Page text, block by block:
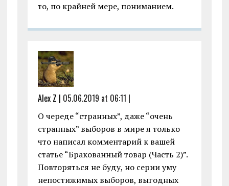
то, по крайней мере, пониманием.
Alex Z | 05.06.2019 at 06:11 |
О череде “странных”, даже “очень
странных” выборов в мире я только
что написал комментарий к вашей
статье “Бракованный товар (Часть 2)”.
Повторяться не буду, но серии уму
непостижимых выборов, выгодных